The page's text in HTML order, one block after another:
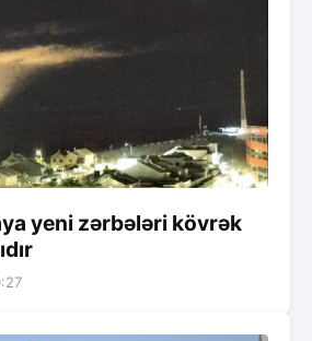
yeni zərbələri kövrək